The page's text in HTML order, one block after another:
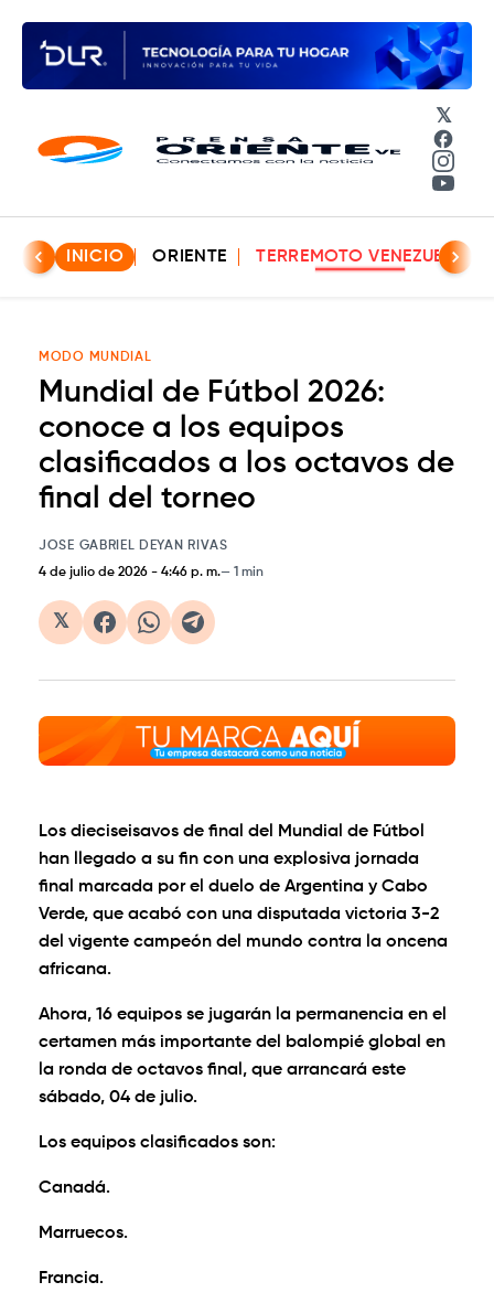
𝕏
INICIO ORIENTE TERREMOTO VENEZUELA
MODO MUNDIAL
Mundial de Fútbol 2026:
conoce a los equipos
clasificados a los octavos de
final del torneo
JOSE GABRIEL DEYAN RIVAS
4 de julio de 2026 - 4:46 p. m. 1 min
𝕏
Los dieciseisavos de final del Mundial de Fútbol
han llegado a su fin con una explosiva jornada
final marcada por el duelo de Argentina y Cabo
Verde, que acabó con una disputada victoria 3-2
del vigente campeón del mundo contra la oncena
africana.
Ahora, 16 equipos se jugarán la permanencia en el
certamen más importante del balompié global en
la ronda de octavos final, que arrancará este
sábado, 04 de julio.
Los equipos clasificados son:
Canadá.
Marruecos.
Francia.